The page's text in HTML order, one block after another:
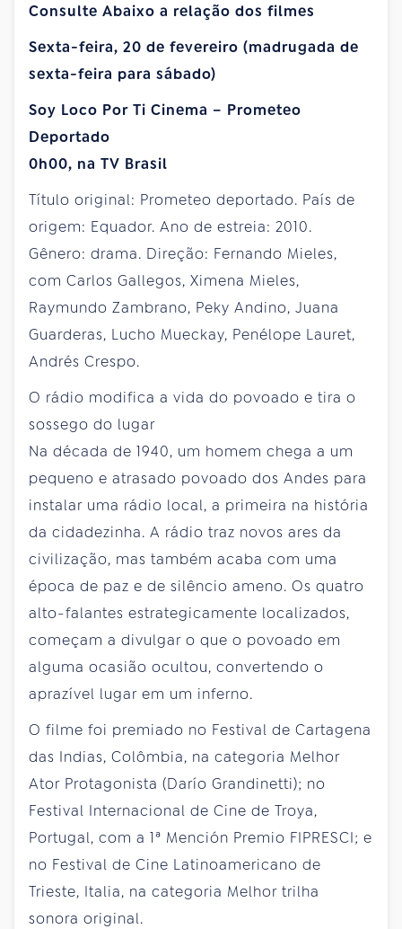
Consulte Abaixo a relação dos filmes
Sexta-feira, 20 de fevereiro (madrugada de
sexta-feira para sábado)
Soy Loco Por Ti Cinema – Prometeo
Deportado
0h00, na TV Brasil
Título original: Prometeo deportado. País de
origem: Equador. Ano de estreia: 2010.
Gênero: drama. Direção: Fernando Mieles,
com Carlos Gallegos, Ximena Mieles,
Raymundo Zambrano, Peky Andino, Juana
Guarderas, Lucho Mueckay, Penélope Lauret,
Andrés Crespo.
O rádio modifica a vida do povoado e tira o
sossego do lugar
Na década de 1940, um homem chega a um
pequeno e atrasado povoado dos Andes para
instalar uma rádio local, a primeira na história
da cidadezinha. A rádio traz novos ares da
civilização, mas também acaba com uma
época de paz e de silêncio ameno. Os quatro
alto-falantes estrategicamente localizados,
começam a divulgar o que o povoado em
alguma ocasião ocultou, convertendo o
aprazível lugar em um inferno.
O filme foi premiado no Festival de Cartagena
das Indias, Colômbia, na categoria Melhor
Ator Protagonista (Darío Grandinetti); no
Festival Internacional de Cine de Troya,
Portugal, com a 1ª Mención Premio FIPRESCI; e
no Festival de Cine Latinoamericano de
Trieste, Italia, na categoria Melhor trilha
sonora original.